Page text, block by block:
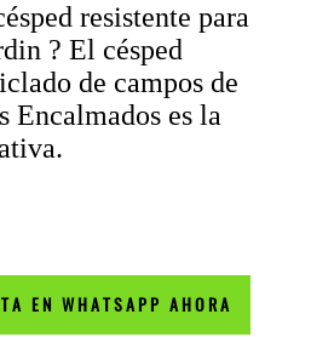
resistente para
? El césped
de campos de
Encalmados es la
EN WHATSAPP AHORA